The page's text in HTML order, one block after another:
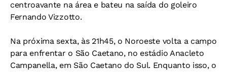
centroavante na área e bateu na saída do goleiro
Fernando Vizzotto.
Na próxima sexta, às 21h45, o Noroeste volta a campo
para enfrentar o São Caetano, no estádio Anacleto
Campanella, em São Caetano do Sul. Enquanto isso, o